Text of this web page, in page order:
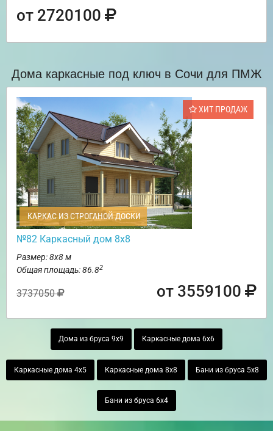
от 2720100
Дома каркасные под ключ в Сочи для ПМЖ
ХИТ ПРОДАЖ
КАРКАС ИЗ СТРОГАНОЙ ДОСКИ
№82 Каркасный дом 8х8
Размер: 8х8 м
Общая площадь: 86.82
3737050 от 3559100
Дома из бруса 9х9 Каркасные дома 6х6
Каркасные дома 4х5 Каркасные дома 8х8 Бани из бруса 5х8
Бани из бруса 6х4